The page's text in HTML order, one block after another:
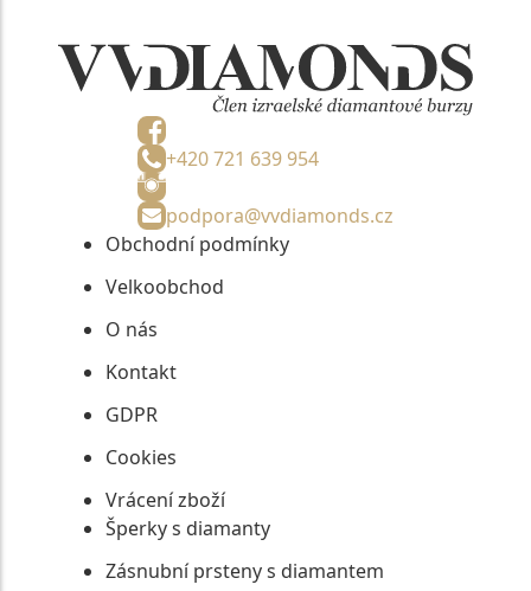
+420 721 639 954
podpora@vvdiamonds.cz
Obchodní podmínky
Velkoobchod
O nás
Kontakt
GDPR
Cookies
Vrácení zboží
Šperky s diamanty
Zásnubní prsteny s diamantem